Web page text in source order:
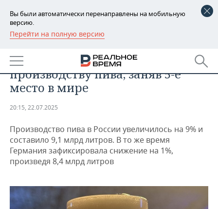
Вы были автоматически перенаправлены на мобильную
версию.
Перейти на полную версию
РЕГИОНЫ
БАШКОРТОСТАН
ТАТАРСТАН
НОВОСТИ
АНАЛИТИКА
ДЕКЛАРАЦИИ О ДОХОДАХ
КОРОЛИ ГОСЗАКАЗА ПФО
ВУЗЫ ТАТАРСТАНА
КОМУ ПРИНАДЛЕЖАТ
ТОРГОВЫЕ ЦЕНТРЫ
ТАТАРСТАНА
НОВОСТИ ЭКОНОМИКИ
ФИНАНСЫ
БАНКИ
БЮДЖЕТ
ПРОМЫШЛЕННОСТЬ
НОВОСТИ
ПРОМЫШЛЕННОСТИ
МАШИНОСТРОЕНИЕ
НЕДВИЖИМОСТЬ
НОВОСТИ НЕДВИЖИМОСТИ
НОВОСТИ АВТО
БИЗНЕС
Россия обогнала Германию по
производству пива, заняв 5-е
место в мире
20:15, 22.07.2025
Производство пива в России увеличилось на 9% и
составило 9,1 млрд литров. В то же время
Германия зафиксировала снижение на 1%,
произведя 8,4 млрд литров